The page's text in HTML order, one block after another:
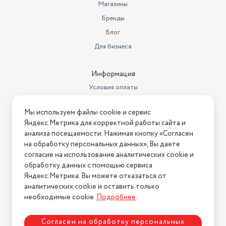
класс A
61.7
настенный
Дополнительная информация
самодиагностика, теплый пуск
Гарантийный срок
3 года
Максимальный уровень шума
внутреннего блока (дБ)
49
Количество скоростей
воздушного потока
4
Габариты внешнего блока
56х87х38
Магазины
Бренды
Блог
Для бизнеса
Информация
Условия оплаты
Условия возврата
Нашли ошибку на сайте? Напишите нам
2026 © Интернет-магазин "АстМаркет". У нас есть всё!
Политика конфиденциальности
Мы используем файлы cookie и сервис
Яндекс.Метрика для корректной работы сайта и
анализа посещаемости. Нажимая кнопку «Согласен
на обработку персональных данных», Вы даете
согласие на использование аналитических cookie и
обработку данных с помощью сервиса
Яндекс.Метрика. Вы можете отказаться от
аналитических cookie и оставить только
необходимые cookie.Подробнее.
Согласен на обработку персональных